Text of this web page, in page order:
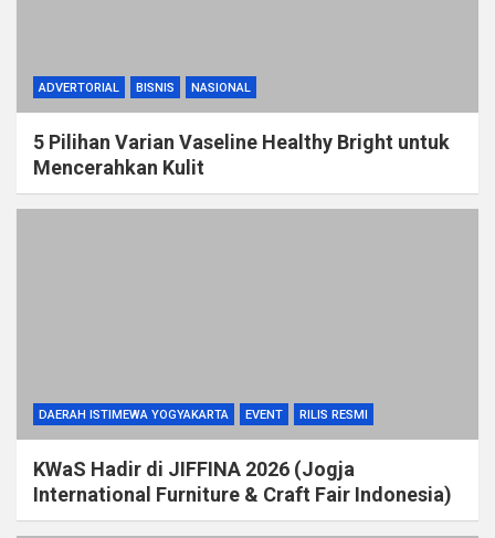
ADVERTORIAL BISNIS NASIONAL
5 Pilihan Varian Vaseline Healthy Bright untuk
Mencerahkan Kulit
DAERAH ISTIMEWA YOGYAKARTA EVENT RILIS RESMI
KWaS Hadir di JIFFINA 2026 (Jogja
International Furniture & Craft Fair Indonesia)